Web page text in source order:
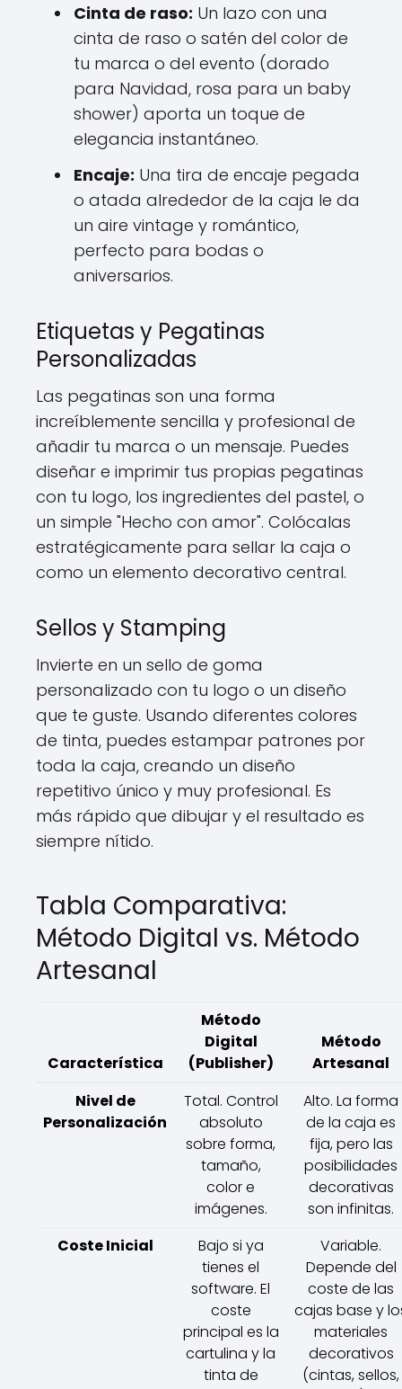
Cinta de raso: Un lazo con una
cinta de raso o satén del color de
tu marca o del evento (dorado
para Navidad, rosa para un baby
shower) aporta un toque de
elegancia instantáneo.
Encaje: Una tira de encaje pegada
o atada alrededor de la caja le da
un aire vintage y romántico,
perfecto para bodas o
aniversarios.
Etiquetas y Pegatinas
Personalizadas
Las pegatinas son una forma
increíblemente sencilla y profesional de
añadir tu marca o un mensaje. Puedes
diseñar e imprimir tus propias pegatinas
con tu logo, los ingredientes del pastel, o
un simple "Hecho con amor". Colócalas
estratégicamente para sellar la caja o
como un elemento decorativo central.
Sellos y Stamping
Invierte en un sello de goma
personalizado con tu logo o un diseño
que te guste. Usando diferentes colores
de tinta, puedes estampar patrones por
toda la caja, creando un diseño
repetitivo único y muy profesional. Es
más rápido que dibujar y el resultado es
siempre nítido.
Tabla Comparativa:
Método Digital vs. Método
Artesanal
Característica
Método
Digital
(Publisher)
Método
Artesanal
Nivel de
Personalización
Total. Control
absoluto
sobre forma,
tamaño,
color e
imágenes.
Alto. La forma
de la caja es
fija, pero las
posibilidades
decorativas
son infinitas.
Coste Inicial
Bajo si ya
tienes el
software. El
coste
principal es la
cartulina y la
tinta de
Variable.
Depende del
coste de las
cajas base y
materiales
decorativos
(cintas, sellos,